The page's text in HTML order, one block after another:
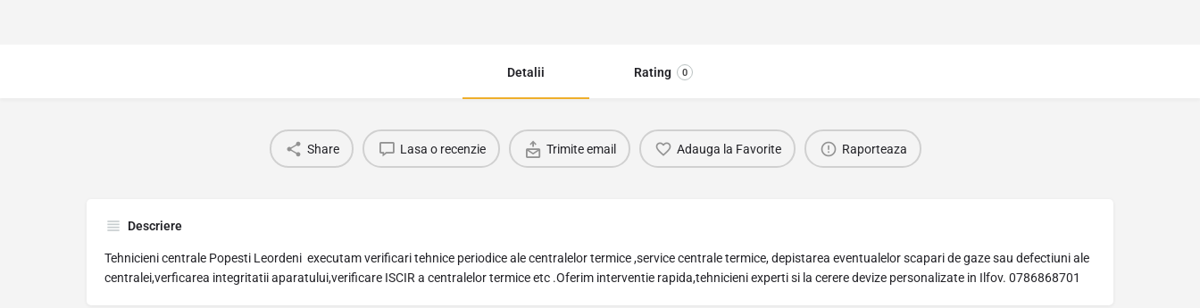
Detalii Rating 0
Share Lasa o recenzie Trimite email Adauga la Favorite Raporteaza
Descriere
Tehnicieni centrale Popesti Leordeni executam verificari tehnice periodice ale centralelor termice ,service centrale termice, depistarea eventualelor scapari de gaze sau defectiuni ale
centralei,verficarea integritatii aparatului,verificare ISCIR a centralelor termice etc .Oferim interventie rapida,tehnicieni experti si la cerere devize personalizate in Ilfov. 0786868701